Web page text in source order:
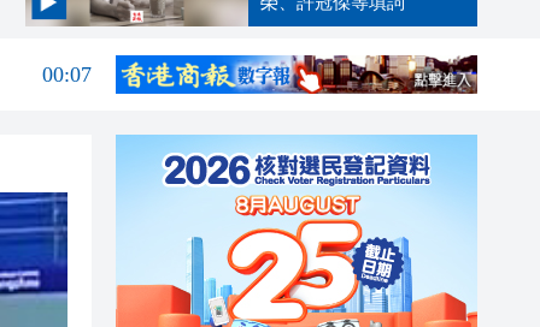
00:19
00:07
23:17
23:12